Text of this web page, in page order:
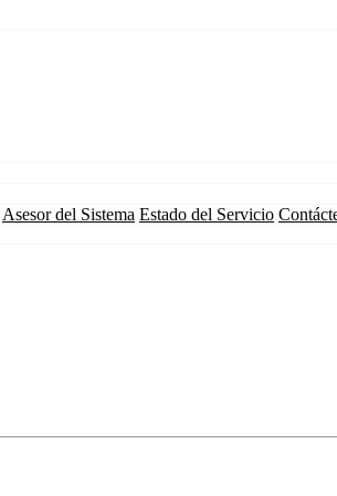
Asesor del Sistema Estado del Servicio